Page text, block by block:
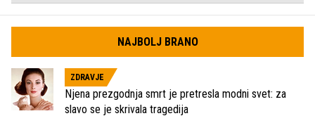
NAJBOLJ BRANO
ZDRAVJE
Njena prezgodnja smrt je pretresla modni svet: za
slavo se je skrivala tragedija